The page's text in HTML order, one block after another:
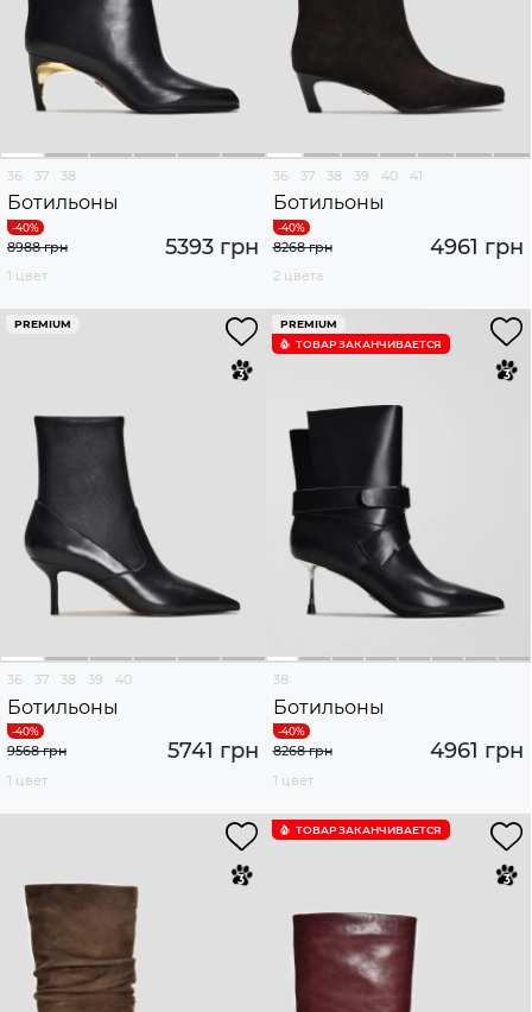
36 37 38
Ботильоны
5393 грн
8988 грн
1 цвет
36 37 38 39 40 41
Ботильоны
4961 грн
8268 грн
2 цвета
PREMIUM
36 37 38 39 40
Ботильоны
5741 грн
9568 грн
1 цвет
PREMIUM
ТОВАР ЗАКАНЧИВАЕТСЯ
38
Ботильоны
4961 грн
8268 грн
1 цвет
ТОВАР ЗАКАНЧИВАЕТСЯ